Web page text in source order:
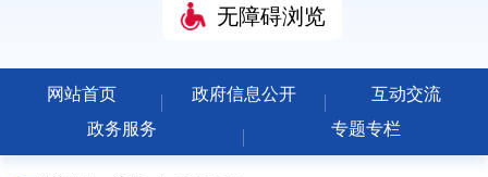
无障碍浏览
网站首页 政府信息公开
互动交流
政务服务
专题专栏